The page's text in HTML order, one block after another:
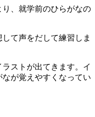
、就学前のひらがなの
て声をだして練習しま
ストが出てきます。イ
が覚えやすくなってい